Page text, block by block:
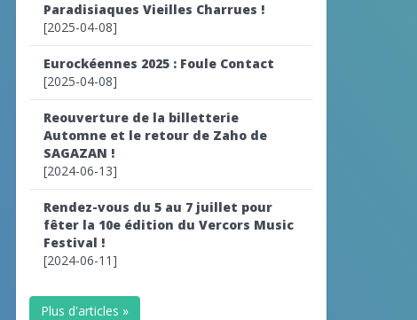
Paradisiaques Vieilles Charrues !
[2025-04-08]
Eurockéennes 2025 : Foule Contact
[2025-04-08]
Reouverture de la billetterie
Automne et le retour de Zaho de
SAGAZAN !
[2024-06-13]
Rendez-vous du 5 au 7 juillet pour
fêter la 10e édition du Vercors Music
Festival !
[2024-06-11]
Plus d'articles »